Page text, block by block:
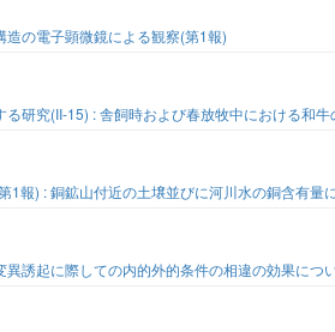
造の電子顕微鏡による観察(第1報)
研究(II-15) : 舎飼時および春放牧中における和
1報) : 銅鉱山付近の土壌並びに河川水の銅含有量
誘起に際しての内的外的条件の相違の効果に